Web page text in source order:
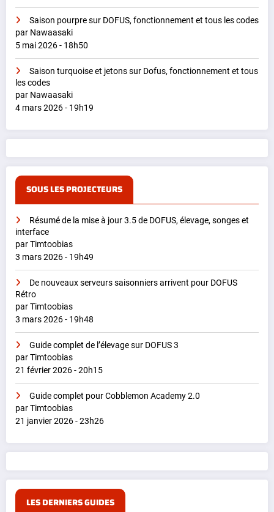
Saison pourpre sur DOFUS, fonctionnement et tous les codes
par Nawaasaki
5 mai 2026 - 18h50
Saison turquoise et jetons sur Dofus, fonctionnement et tous
les codes
par Nawaasaki
4 mars 2026 - 19h19
SOUS LES PROJECTEURS
Résumé de la mise à jour 3.5 de DOFUS, élevage, songes et
interface
par Timtoobias
3 mars 2026 - 19h49
De nouveaux serveurs saisonniers arrivent pour DOFUS
Rétro
par Timtoobias
3 mars 2026 - 19h48
Guide complet de l’élevage sur DOFUS 3
par Timtoobias
21 février 2026 - 20h15
Guide complet pour Cobblemon Academy 2.0
par Timtoobias
21 janvier 2026 - 23h26
LES DERNIERS GUIDES